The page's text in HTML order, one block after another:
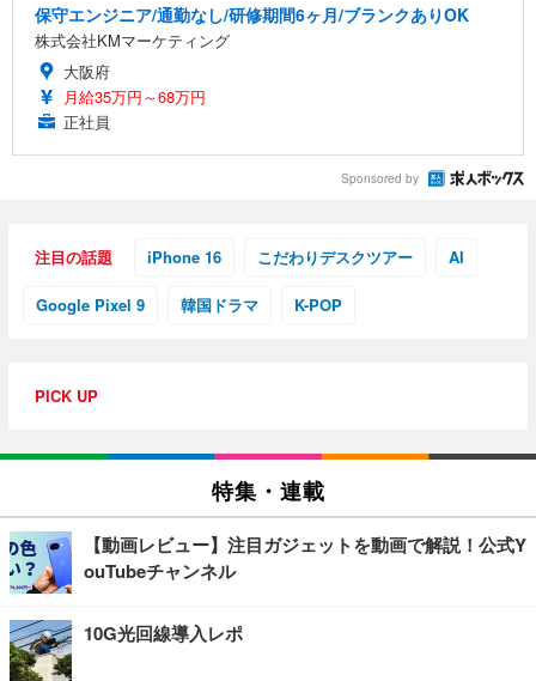
保守エンジニア/通勤なし/研修期間6ヶ月/ブランクありOK
株式会社KMマーケティング
大阪府
月給35万円～68万円
正社員
Sponsored by
注目の話題 iPhone 16 こだわりデスクツアー AI
Google Pixel 9 韓国ドラマ K-POP
PICK UP
特集・連載
【動画レビュー】注目ガジェットを動画で解説！公式Y
ouTubeチャンネル
10G光回線導入レポ